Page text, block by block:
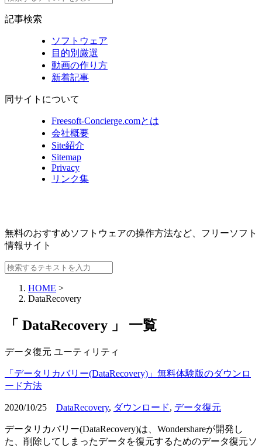
記事検索
ソフトウェア
目的別厳選
動画の作り方
新着記事
同サイトについて
Freesoft-Concierge.comとは
会社概要
Site紹介
Sitemap
Privacy
リンク集
無料のおすすめソフトウェアの操作方法など、 フリーソフト
情報サイト
HOME >
DataRecovery
「 DataRecovery 」 一覧
データ復元 ユーティリティ
「データリカバリー(DataRecovery)」無料体験版のダウンロ
ード方法
2020/10/25 DataRecovery, ダウンロード, データ復元
データリカバリー(DataRecovery)は、Wondershareが開発し
た、削除してしまったデータを復元するためのデータ復元ソ